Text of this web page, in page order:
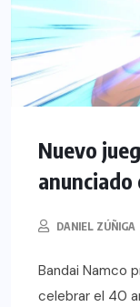
Nuevo
anunciado
DANIEL ZÚÑIGA
Bandai Namco
celebrar el 40